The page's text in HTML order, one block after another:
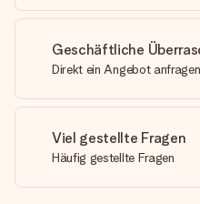
Geschäftliche
Direkt ein Angebot anfragen
Viel gestellte Fragen
Häufig gestellte Fragen